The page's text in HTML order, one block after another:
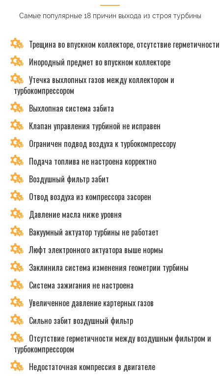
Самые популярные 18 причин выхода из строя турбины
Трещина во впускном коллекторе, отсутствие герметичности
Инородный предмет во впускном коллекторе
Утечка выхлопных газов между коллектором и
турбокомпрессором
Выхлопная система забита
Клапан управления турбиной не исправен
Ограничен подвод воздуха к турбокомпрессору
Подача топлива не настроена корректно
Воздушный фильтр забит
Отвод воздуха из компрессора засорен
Давление масла ниже уровня
Вакуумный актуатор турбины не работает
Люфт электронного актуатора выше нормы
Заклинила система изменения геометрии турбины
Система зажигания не настроена
Увеличенное давление картерных газов
Сильно забит воздушный фильтр
Отсутствие герметичности между воздушным фильтром и
турбокомпрессором
Недостаточная компрессия в двигателе